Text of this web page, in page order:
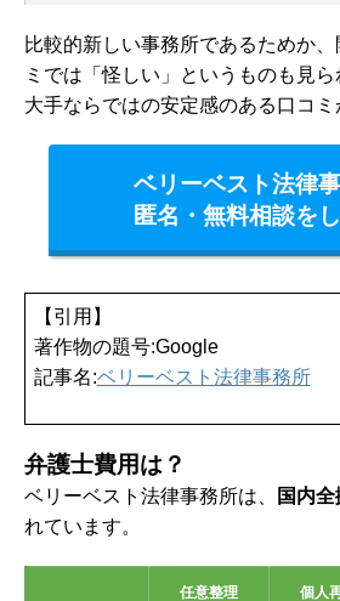
比較的新しい事務所であるためか
ミでは「怪しい」というものも見
大手ならではの安定感のある口コミ
ベリーベスト法律
匿名・無料相談を
【引用】
著作物の題号:Google
記事名:ベリーベスト法律事務所
弁護士費用は？
ベリーベスト法律事務所は、 国内
れています。
任意整理 個人